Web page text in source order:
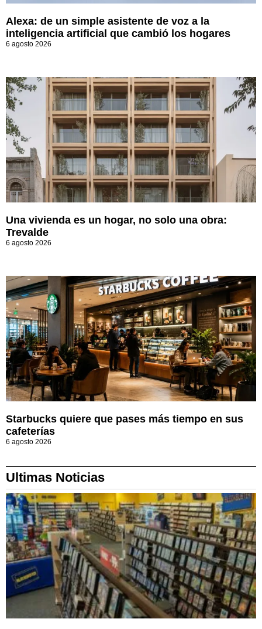
Alexa: de un simple asistente de voz a la
inteligencia artificial que cambió los hogares
6 agosto 2026
Una vivienda es un hogar, no solo una obra:
Trevalde
6 agosto 2026
Starbucks quiere que pases más tiempo en sus
cafeterías
6 agosto 2026
Ultimas Noticias